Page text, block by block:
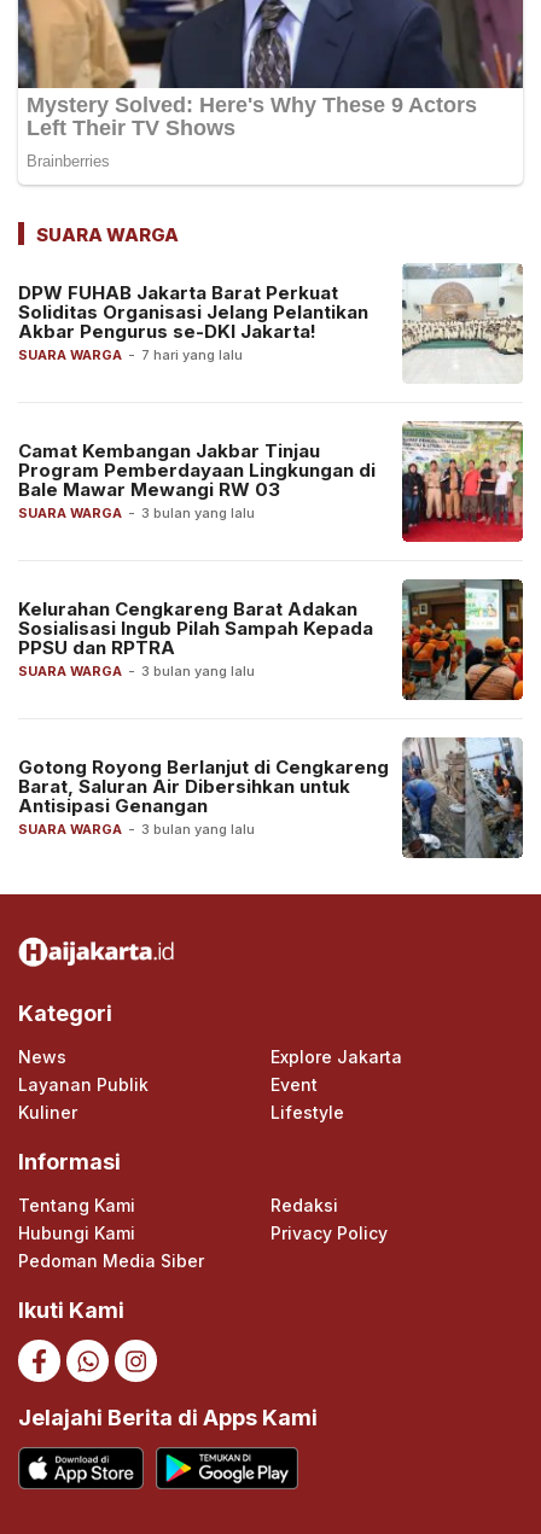
SUARA WARGA
SUARA WARGA - 7 hari yang lalu
DPW FUHAB Jakarta Barat Perkuat
Soliditas Organisasi Jelang Pelantikan
Akbar Pengurus se-DKI Jakarta!
SUARA WARGA - 3 bulan yang lalu
Camat Kembangan Jakbar Tinjau
Program Pemberdayaan Lingkungan di
Bale Mawar Mewangi RW 03
SUARA WARGA - 3 bulan yang lalu
Kelurahan Cengkareng Barat Adakan
Sosialisasi Ingub Pilah Sampah Kepada
PPSU dan RPTRA
SUARA WARGA - 3 bulan yang lalu
Gotong Royong Berlanjut di Cengkareng
Barat, Saluran Air Dibersihkan untuk
Antisipasi Genangan
Kategori
News
Explore Jakarta
Layanan Publik
Event
Kuliner
Lifestyle
Informasi
Tentang Kami
Redaksi
Hubungi Kami
Privacy Policy
Pedoman Media Siber
Ikuti Kami
Jelajahi Berita di Apps Kami